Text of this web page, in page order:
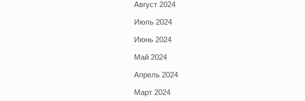
Август 2024
Июль 2024
Июнь 2024
Май 2024
Апрель 2024
Март 2024